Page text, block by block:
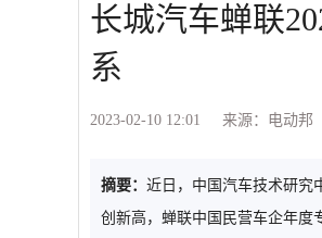
长城汽车蝉联
系
2023-02-10 12:01 来源：电动邦
摘要： 近日，中国汽车技术研究
创新高，蝉联中国民营车企年度